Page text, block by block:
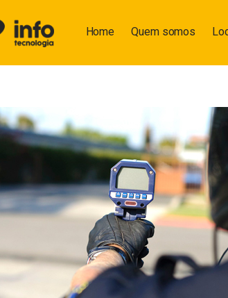
Home Quem somos